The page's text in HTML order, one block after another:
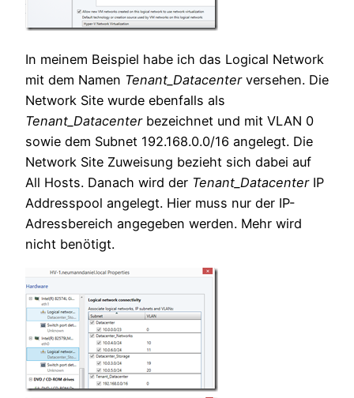
In meinem Beispiel habe ich das Logical Network
mit dem Namen Tenant_Datacenterversehen. Die
Network Site wurde ebenfalls als
Tenant_Datacenterbezeichnet und mit VLAN 0
sowie dem Subnet 192.168.0.0/16 angelegt. Die
Network Site Zuweisung bezieht sich dabei auf
All Hosts. Danach wird der Tenant_DatacenterIP
Addresspool angelegt. Hier muss nur der IP-
Adressbereich angegeben werden. Mehr wird
nicht benötigt.